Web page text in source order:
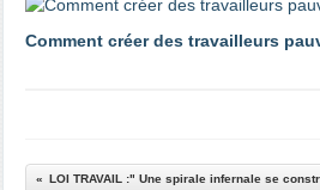
Comment créer des travailleurs